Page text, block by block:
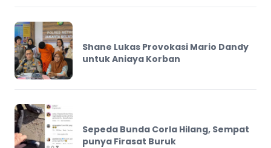
Shane Lukas Provokasi Mario Dandy
untuk Aniaya Korban
Sepeda Bunda Corla Hilang, Sempat
punya Firasat Buruk